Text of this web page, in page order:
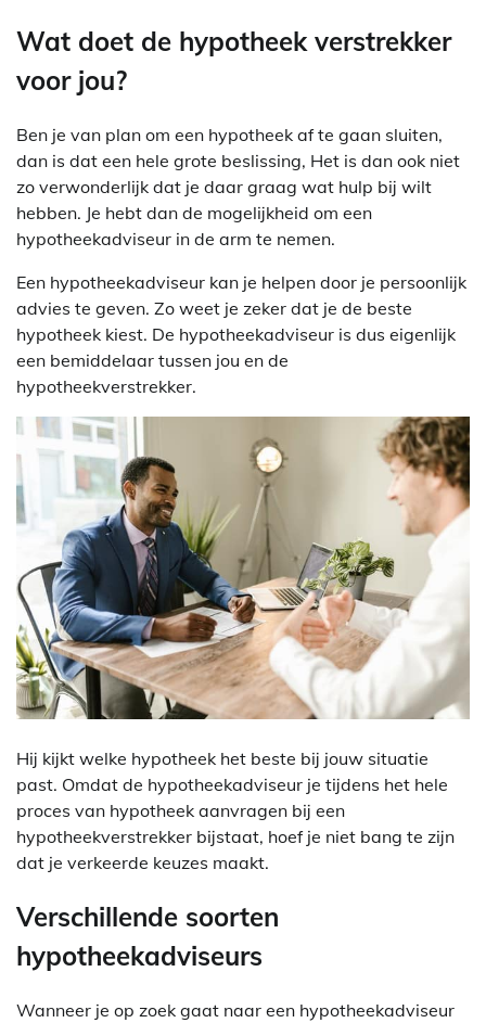
Wat doet de hypotheek verstrekker
voor jou?
Ben je van plan om een hypotheek af te gaan sluiten,
dan is dat een hele grote beslissing, Het is dan ook niet
zo verwonderlijk dat je daar graag wat hulp bij wilt
hebben. Je hebt dan de mogelijkheid om een
hypotheekadviseur in de arm te nemen.
Een hypotheekadviseur kan je helpen door je persoonlijk
advies te geven. Zo weet je zeker dat je de beste
hypotheek kiest. De hypotheekadviseur is dus eigenlijk
een bemiddelaar tussen jou en de
hypotheekverstrekker.
Hij kijkt welke hypotheek het beste bij jouw situatie
past. Omdat de hypotheekadviseur je tijdens het hele
proces van hypotheek aanvragen bij een
hypotheekverstrekker bijstaat, hoef je niet bang te zijn
dat je verkeerde keuzes maakt.
Verschillende soorten
hypotheekadviseurs
Wanneer je op zoek gaat naar een hypotheekadviseur